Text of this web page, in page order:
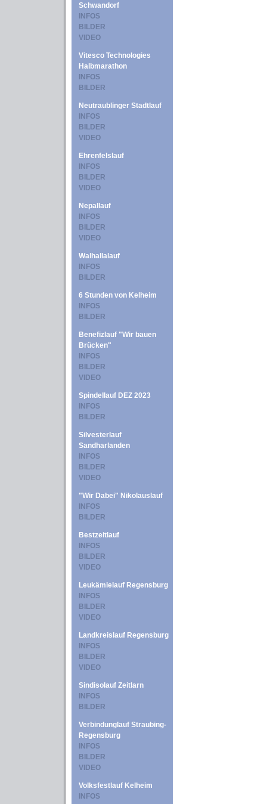
Schwandorf
INFOS
BILDER
VIDEO
Vitesco Technologies
Halbmarathon
INFOS
BILDER
Neutraublinger Stadtlauf
INFOS
BILDER
VIDEO
Ehrenfelslauf
INFOS
BILDER
VIDEO
Nepallauf
INFOS
BILDER
VIDEO
Walhallalauf
INFOS
BILDER
6 Stunden von Kelheim
INFOS
BILDER
Benefizlauf "Wir bauen
Brücken"
INFOS
BILDER
VIDEO
Spindellauf DEZ 2023
INFOS
BILDER
Silvesterlauf
Sandharlanden
INFOS
BILDER
VIDEO
"Wir Dabei" Nikolauslauf
INFOS
BILDER
Bestzeitlauf
INFOS
BILDER
VIDEO
Leukämielauf Regensburg
INFOS
BILDER
VIDEO
Landkreislauf Regensburg
INFOS
BILDER
VIDEO
Sindisolauf Zeitlarn
INFOS
BILDER
Verbindunglauf Straubing-
Regensburg
INFOS
BILDER
VIDEO
Volksfestlauf Kelheim
INFOS